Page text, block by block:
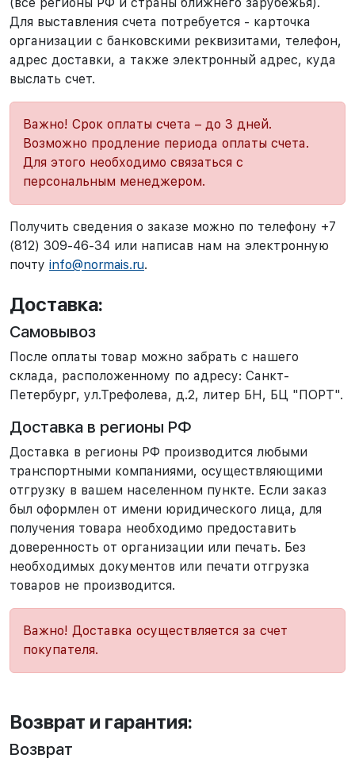
Для выставления счета потребуется - карточка
организации с банковскими реквизитами, телефон,
адрес доставки, а также электронный адрес, куда
выслать счет.
Важно! Срок оплаты счета – до 3 дней.
Возможно продление периода оплаты счета.
Для этого необходимо связаться с
персональным менеджером.
Получить сведения о заказе можно по телефону +7
(812) 309-46-34 или написав нам на электронную
почту info@normais.ru.
Доставка:
Самовывоз
После оплаты товар можно забрать с нашего
склада, расположенному по адресу: Санкт-
Петербург, ул.Трефолева, д.2, литер БН, БЦ "ПОРТ".
Доставка в регионы РФ
Доставка в регионы РФ производится любыми
транспортными компаниями, осуществляющими
отгрузку в вашем населенном пункте. Если заказ
был оформлен от имени юридического лица, для
получения товара необходимо предоставить
доверенность от организации или печать. Без
необходимых документов или печати отгрузка
товаров не производится.
Важно! Доставка осуществляется за счет
покупателя.
Возврат и гарантия:
Возврат